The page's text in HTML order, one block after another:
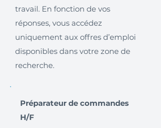
travail. En fonction de vos
réponses, vous accédez
uniquement aux offres d’emploi
disponibles dans votre zone de
recherche.
Préparateur de commandes
H/F